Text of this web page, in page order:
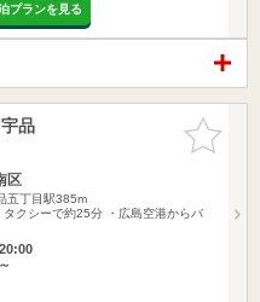
プランを見る
お気に入
りに追加
品
区
五丁目駅385m
タクシーで約25分 ・広島空港からバ